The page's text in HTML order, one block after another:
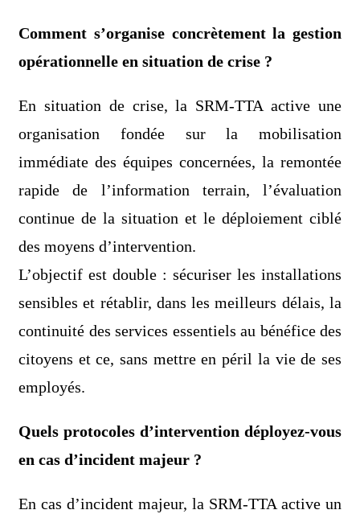
Comment s’organise concrètement la gestion
opérationnelle en situation de crise ?
En situation de crise, la SRM-TTA active une
organisation fondée sur la mobilisation
immédiate des équipes concernées, la remontée
rapide de l’information terrain, l’évaluation
continue de la situation et le déploiement ciblé
des moyens d’intervention.
L’objectif est double : sécuriser les installations
sensibles et rétablir, dans les meilleurs délais, la
continuité des services essentiels au bénéfice des
citoyens et ce, sans mettre en péril la vie de ses
employés.
Quels protocoles d’intervention déployez-vous
en cas d’incident majeur ?
En cas d’incident majeur, la SRM-TTA active un